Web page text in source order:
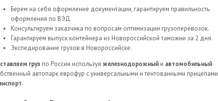
Берем на себя оформление документации, гарантируем правильность
оформления по ВЭД.
Консультируем заказчика по вопросам оптимизации грузоперевозок.
Гарантируем выпуск контейнера из Новороссийской таможни за 2 дня.
Экспедирование грузов в Новороссийске.
груз по России используя железнодорожный и автомобильный
автопарк еврофур с универсальными и тентованными
.